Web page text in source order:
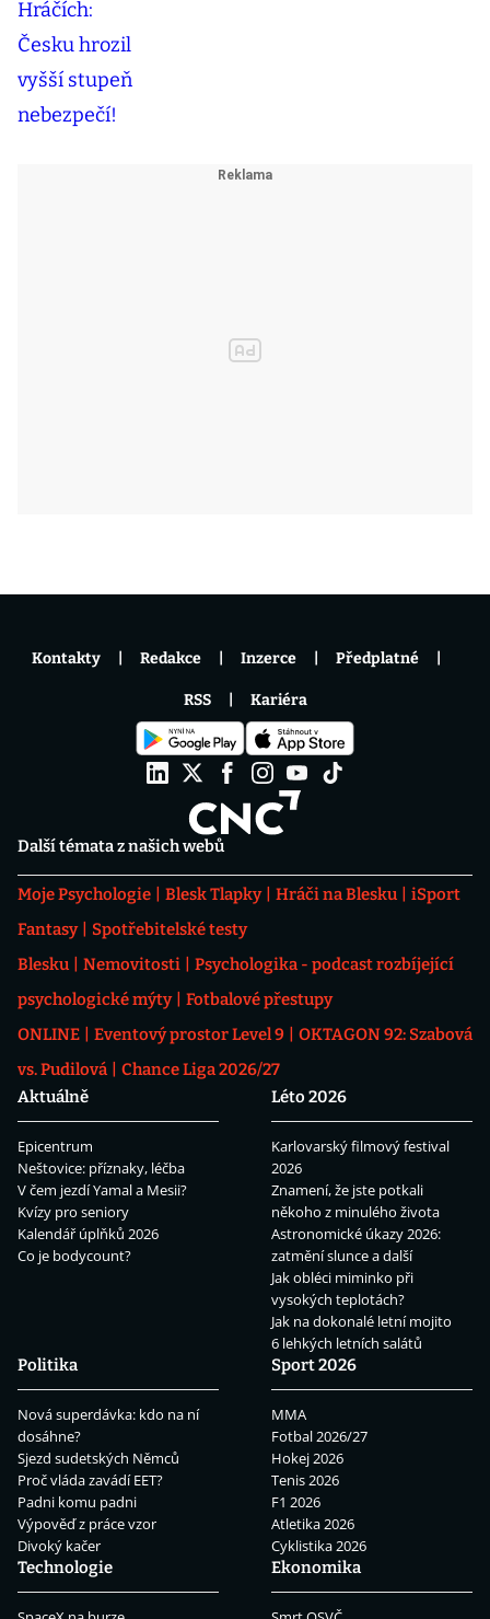
Další témata z našich webů
Moje Psychologie Blesk Tlapky Hráči na Blesku
iSport
Fantasy
Spotřebitelské testy
Blesku
Nemovitosti
Psychologika - podcast rozbíjející
psychologické mýty
Fotbalové přestupy
ONLINE
Eventový prostor Level 9
OKTAGON 92: Szabová
vs. Pudilová
Chance Liga 2026/27
Aktuálně
Epicentrum
Neštovice: příznaky, léčba
V čem jezdí Yamal a Mesii?
Kvízy pro seniory
Kalendář úplňků 2026
Co je bodycount?
Léto 2026
Karlovarský filmový festival
2026
Znamení, že jste potkali
někoho z minulého života
Astronomické úkazy 2026:
zatmění slunce a další
Jak obléci miminko při
vysokých teplotách?
Jak na dokonalé letní mojito
6 lehkých letních salátů
Politika
Nová superdávka: kdo na ní
dosáhne?
Sjezd sudetských Němců
Proč vláda zavádí EET?
Padni komu padni
Výpověď z práce vzor
Divoký kačer
Sport 2026
MMA
Fotbal 2026/27
Hokej 2026
Tenis 2026
F1 2026
Atletika 2026
Cyklistika 2026
Technologie
Ekonomika
Kontakty Redakce Inzerce Předplatné
RSS Kariéra